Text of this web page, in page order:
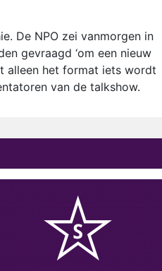
De NPO zei vanmorgen in
gevraagd ‘om een nieuw
alleen het format iets wordt
van de talkshow.